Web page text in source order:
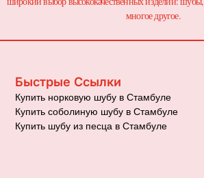
многое другое.
Быстрые Ссылки
Купить норковую шубу в Стамбуле
Купить соболиную шубу в Стамбуле
Купить шубу из песца в Стамбуле